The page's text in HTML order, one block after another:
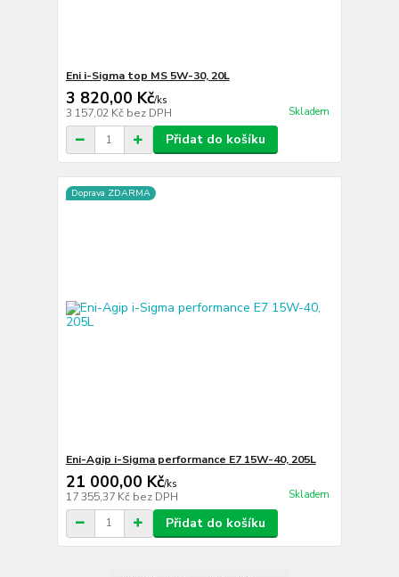
Eni i-Sigma top MS 5W-30, 20L
3 820,00 Kč/ks
3 157,02 Kč bez DPH Skladem
Přidat do košíku
Doprava ZDARMA
Eni-Agip i-Sigma performance E7 15W-40, 205L
21 000,00 Kč/ks
17 355,37 Kč bez DPH Skladem
Přidat do košíku